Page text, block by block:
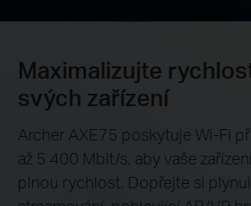
Maximalizujte
svých zařízení
Archer AXE75 poskytuje Wi-Fi
až 5 400 Mbit/s, aby vaše
plnou rychlost. Dopřejte si